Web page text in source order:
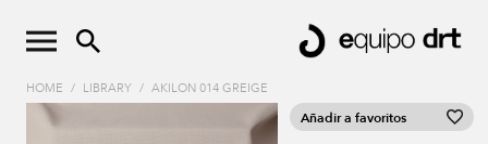
HOME / LIBRARY / AKILON 014 GREIGE
Añadir a favoritos